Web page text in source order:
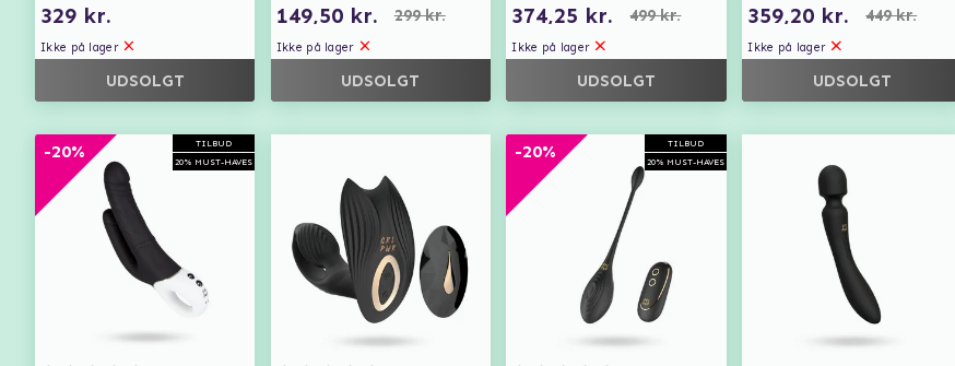
329 kr.
Ikke på lager
UDSOLGT
149,50 kr. 299 kr.
Ikke på lager
UDSOLGT
374,25 kr. 499 kr.
Ikke på lager
UDSOLGT
359,20 kr. 449 kr.
Ikke på lager
UDSOLGT
TILBUD
20% MUST-HAVES
-20%
TILBUD
20% MUST-HAVES
-20%